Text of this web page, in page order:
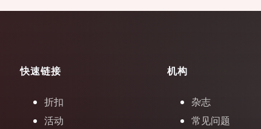
快速链接
折扣
活动
机构
杂志
常见问题